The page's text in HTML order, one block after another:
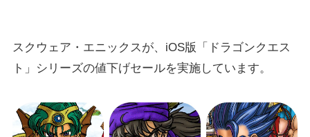
スクウェア・エニックスが、iOS版「ドラゴンクエス
ト」シリーズの値下げセールを実施しています。